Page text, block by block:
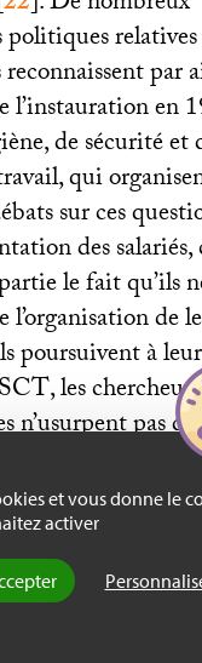
et vous donne le
activer
politiques
par
l’instauration en
de sécurité et
qui
sur ces
des salariés,
le fait qu’ils
l’organisation de
poursuivent à
, les
n’usurpent pas
médecins, ni ne
radical de
dans le déni.